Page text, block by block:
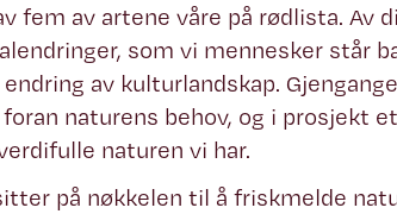
fem av artene våre på rødlista. Av
som vi mennesker står
av kulturlandskap.
naturens behov, og i prosjekt
naturen vi har.
på nøkkelen til å friskmelde